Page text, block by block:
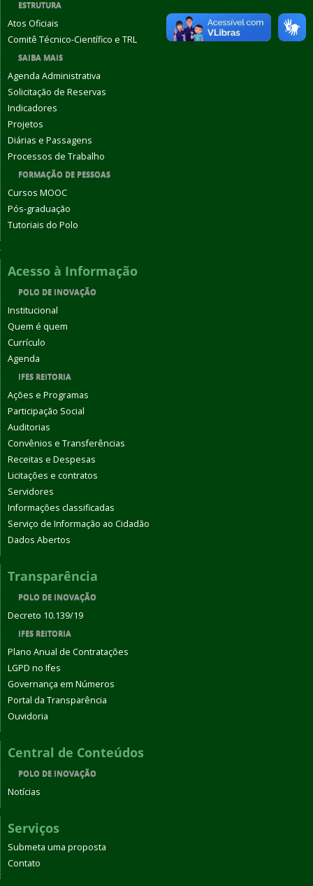
ESTRUTURA
Atos Oficiais
Comitê Técnico-Científico e TRL
SAIBA MAIS
Agenda Administrativa
Solicitação de Reservas
Indicadores
Projetos
Diárias e Passagens
Processos de Trabalho
FORMAÇÃO DE PESSOAS
Cursos MOOC
Pós-graduação
Tutoriais do Polo
Acesso à Informação
POLO DE INOVAÇÃO
Institucional
Quem é quem
Currículo
Agenda
IFES REITORIA
Ações e Programas
Participação Social
Auditorias
Convênios e Transferências
Receitas e Despesas
Licitações e contratos
Servidores
Informações classificadas
Serviço de Informação ao Cidadão
Dados Abertos
Transparência
POLO DE INOVAÇÃO
Decreto 10.139/19
IFES REITORIA
Plano Anual de Contratações
LGPD no Ifes
Governança em Números
Portal da Transparência
Ouvidoria
Central de Conteúdos
POLO DE INOVAÇÃO
Notícias
Serviços
Submeta uma proposta
Contato